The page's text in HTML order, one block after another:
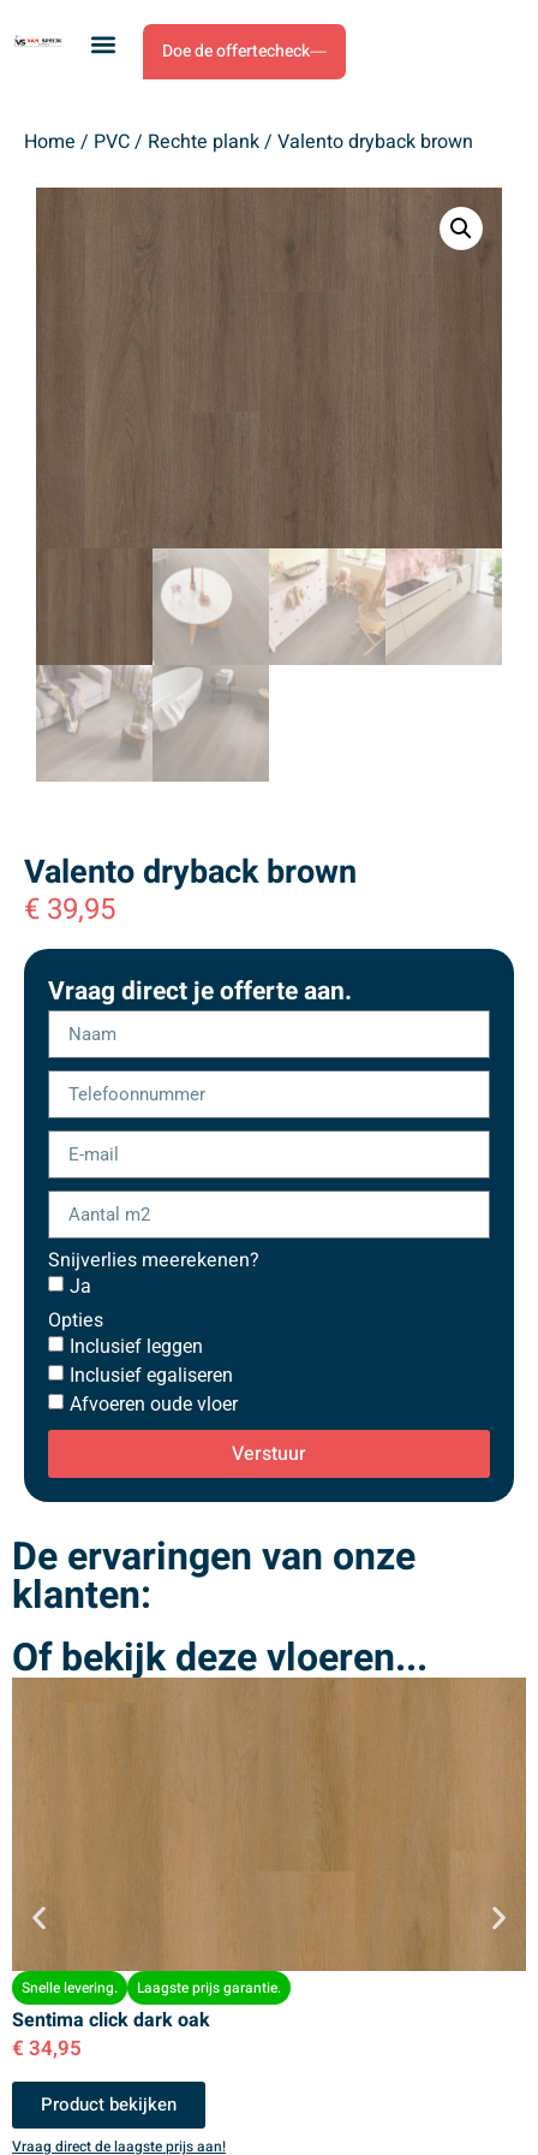
Doe de offertecheck
Home / PVC/ Rechte plank/ Valento dryback brown
Valento dryback brown
€ 39,95
Vraag direct je offerte aan.
Snijverlies meerekenen?
Ja
Opties
Inclusief leggen
Inclusief egaliseren
Afvoeren oude vloer
Verstuur
De ervaringen van onze
klanten:
Of bekijk deze vloeren...
Snelle levering. Laagste prijs garantie.
Sentima click dark oak
€ 34,95
Product bekijken
Vraag direct de laagste prijs aan!